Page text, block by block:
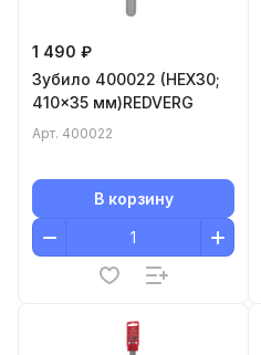
1 490 ₽
Зубило 400022 (HEX30;
410x35 мм)REDVERG
Арт. 400022
В корзину